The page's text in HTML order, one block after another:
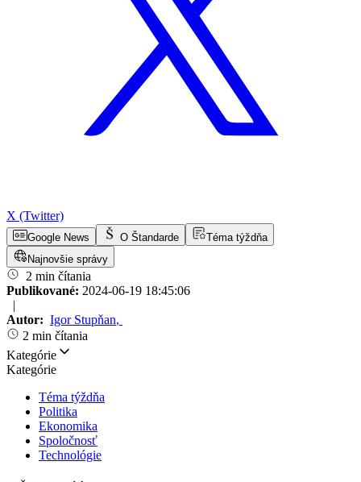
X (Twitter)
Google News O Štandarde
Téma týždňa
Najnovšie správy
2 min čítania
Publikované: 2024-06-19 18:45:06
|
Autor: Igor Stupňan,
2 min čítania
Kategórie
Kategórie
Téma týždňa
Politika
Ekonomika
Spoločnosť
Technológie